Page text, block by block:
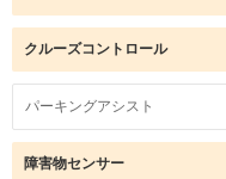
クルーズコントロール
パーキングアシスト
障害物センサー